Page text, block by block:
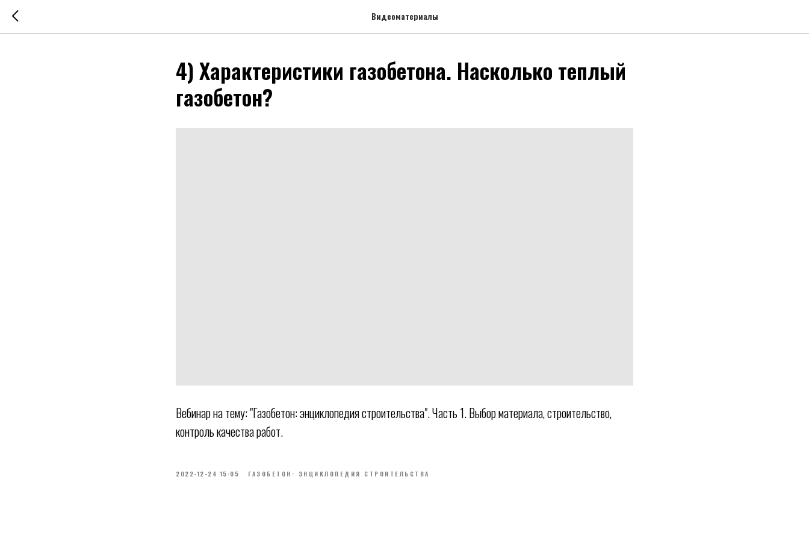
Видеоматериалы
4) Характеристики газобетона. Насколько теплый
газобетон?
Вебинар на тему: "Газобетон: энциклопедия строительства". Часть 1. Выбор материала, строительство,
контроль качества работ.
2022-12-24 15:05 ГАЗОБЕТОН: ЭНЦИКЛОПЕДИЯ СТРОИТЕЛЬСТВА